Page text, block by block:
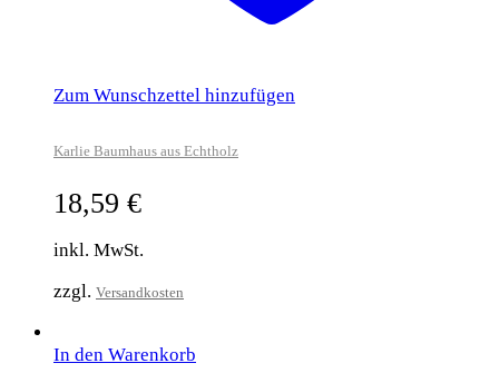
Zum Wunschzettel hinzufügen
Karlie Baumhaus aus Echtholz
18,59 €
inkl. MwSt.
zzgl. Versandkosten
In den Warenkorb